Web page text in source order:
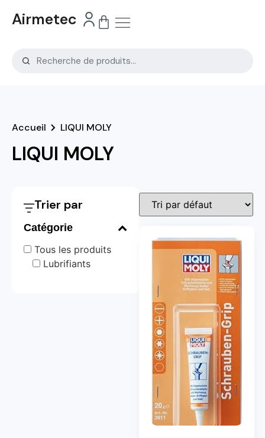
Airmetec
LIQUI MOLY
Accueil LIQUI MOLY
Trier par
Catégorie
Tous les produits
Lubrifiants